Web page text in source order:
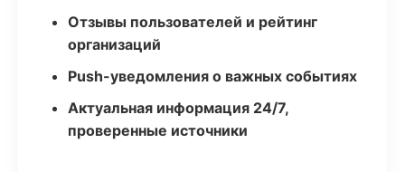
Отзывы пользователей и рейтинг
организаций
Push-уведомления о важных событиях
Актуальная информация 24/7,
проверенные источники